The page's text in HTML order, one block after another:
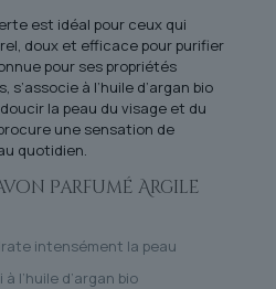
est idéal pour ceux qui
doux et efficace pour purifier
pour ses propriétés
à l’huile d’argan bio
la peau du visage et du
une sensation de
quotidien.
Parfumé Argile
intensément la peau
l’huile d’argan bio